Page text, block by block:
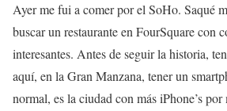
Ayer me fui a comer por el SoHo. Saqué
buscar un restaurante en FourSquare con
interesantes. Antes de seguir la historia,
aquí, en la Gran Manzana, tener un
normal, es la ciudad con más iPhone’s